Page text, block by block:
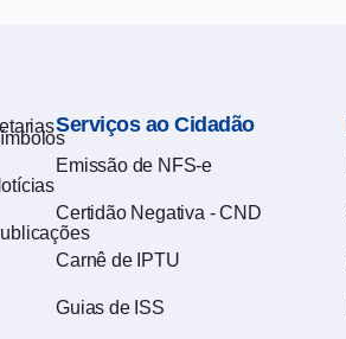
Serviços ao Cidadão
Emissão de NFS-e
Certidão Negativa - CND
Carnê de IPTU
Guias de ISS